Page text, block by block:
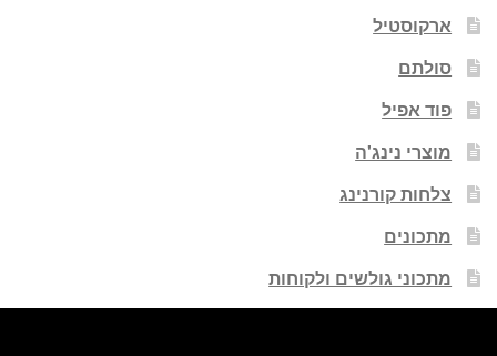
ארקוסטיל
סולתם
פוד אפיל
מוצרי נינג'ה
צלחות קורנינג
מתכונים
מתכוני גולשים ולקוחות